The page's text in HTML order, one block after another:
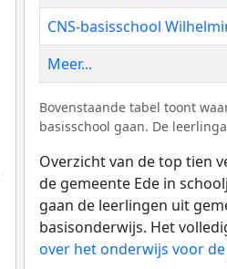
CNS-basisschool
Meer...
Bovenstaande tabel toont
basisschool gaan. De
Overzicht van de top tien
de gemeente Ede in
gaan de leerlingen uit
basisonderwijs. Het
over het onderwijs voor